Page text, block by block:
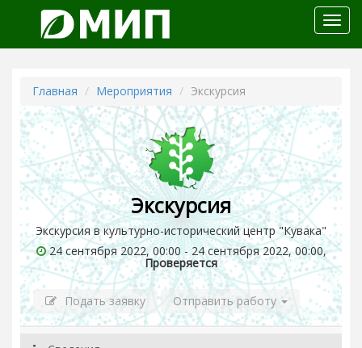
меню
Главная Мероприятия Экскурсия
Экскурсия
Экскурсия в культурно-исторический центр "Кувака"
24 сентября 2022, 00:00 - 24 сентября 2022, 00:00,
Проверяется
Подать заявку Отправить работу